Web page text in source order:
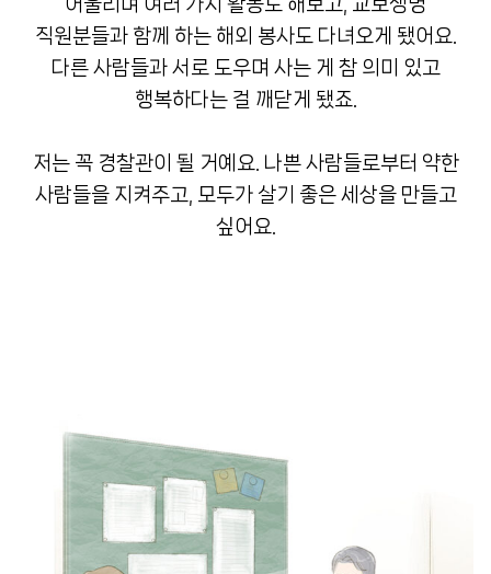
직원분들과 함께 하는 해외 봉사도 다녀오게 됐어요.
다른 사람들과 서로 도우며 사는 게 참 의미 있고
행복하다는 걸 깨닫게 됐죠.
저는 꼭 경찰관이 될 거예요. 나쁜 사람들로부터 약한
사람들을 지켜주고, 모두가 살기 좋은 세상을 만들고
싶어요.